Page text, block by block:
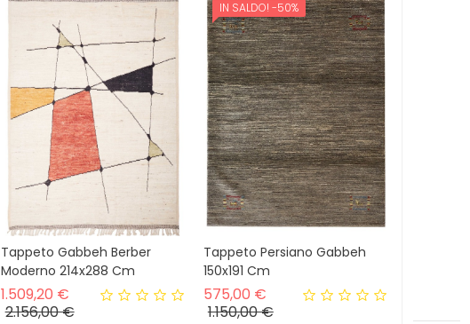
Tappeto Gabbeh Berber
Moderno 214x288 Cm
1.509,20 €Prezzo base
2.156,00 €Prezzo
IN SALDO! -50%
Tappeto Persiano Gabbeh
150x191 Cm
575,00 €Prezzo base
1.150,00 €Prezzo